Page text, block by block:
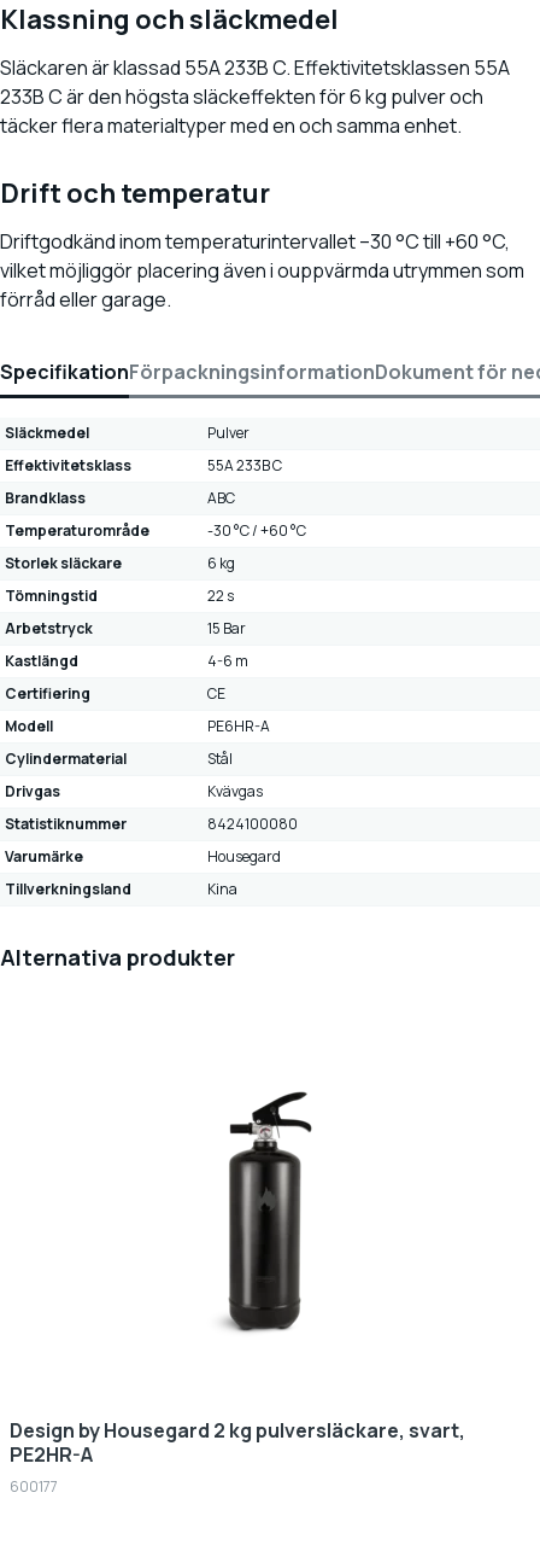
Klassning och släckmedel
Släckaren är klassad 55A 233B C. Effektivitetsklassen 55A
233B C är den högsta släckeffekten för 6 kg pulver och
täcker flera materialtyper med en och samma enhet.
Drift och temperatur
Driftgodkänd inom temperaturintervallet –30 °C till +60 °C,
vilket möjliggör placering även i ouppvärmda utrymmen som
förråd eller garage.
SpecifikationFörpackningsinformationDokument för
Släckmedel
Pulver
Effektivitetsklass
55A 233B C
Brandklass
ABC
Temperaturområde
-30 °C / +60 °C
Storlek släckare
6 kg
Tömningstid
22 s
Arbetstryck
15 Bar
Kastlängd
4-6 m
Certifiering
CE
Modell
PE6HR-A
Cylindermaterial
Stål
Drivgas
Kvävgas
Statistiknummer
8424100080
Varumärke
Housegard
Tillverkningsland
Kina
Alternativa produkter
Design by Housegard 2 kg pulversläckare, svart,
PE2HR-A
600177